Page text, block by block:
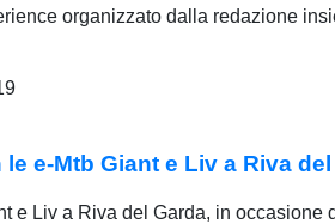
organizzato dalla redazione
e-Mtb Giant e Liv a Riva
e Liv a Riva del Garda, in